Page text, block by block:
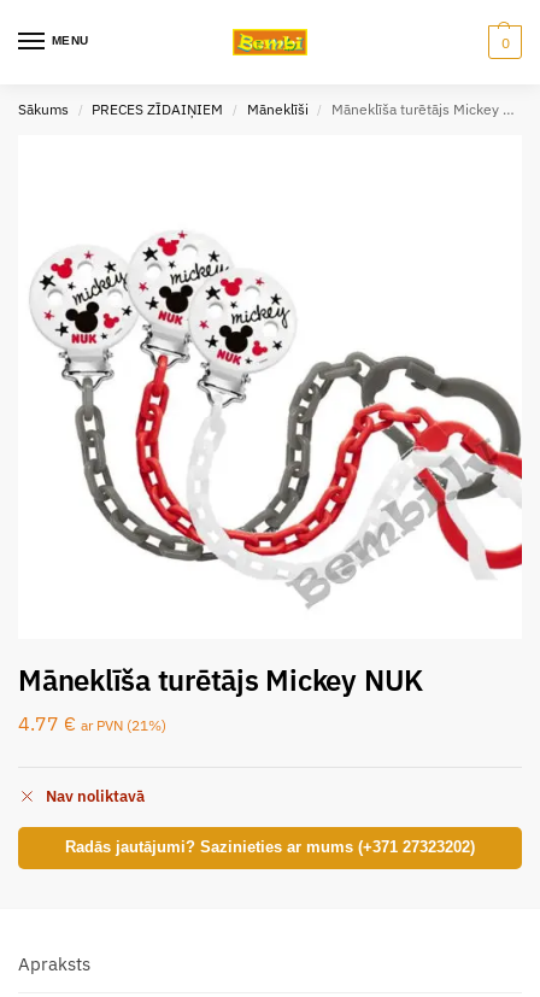
MENU 0
Sākums / PRECES ZĪDAIŅIEM / Māneklīši / Māneklīša turētājs Mickey NUK
Māneklīša turētājs Mickey NUK
4.77 € ar PVN (21%)
Nav noliktavā
Radās jautājumi? Sazinieties ar mums (+371 27323202)
Apraksts